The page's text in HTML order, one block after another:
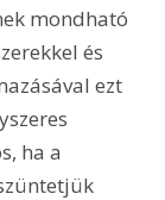
mondható
és
ezt
ha a